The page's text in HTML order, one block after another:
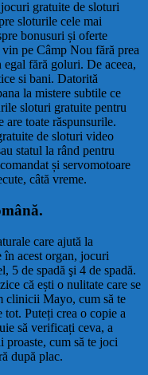
gratuite de sloturi
sloturile cele mai
bonusuri și oferte
pe Câmp Nou fără prea
fără goluri. De aceea,
si bani. Datorită
la mistere subtile ce
sloturi gratuite pentru
are toate răspunsurile.
de sloturi video
statul la rând pentru
și servomotoare
câtă vreme.
care ajută la
acest organ, jocuri
5 de spadă şi 4 de spadă.
că ești o nulitate care se
clinicii Mayo, cum să te
Puteți crea o copie a
să verificați ceva, a
cum să te joci
după plac.